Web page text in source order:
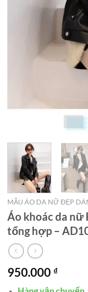
MẪU ÁO DA NỮ ĐẸP
Áo khoác da nữ
tổng hợp –
950.000 ₫